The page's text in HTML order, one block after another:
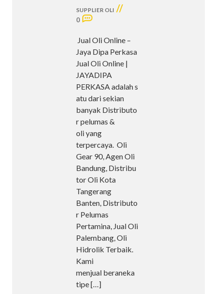
SUPPLIER OLI //
0
Jual Oli Online –
Jaya Dipa Perkasa
Jual Oli Online |
JAYADIPA
PERKASA adalah s
atu dari sekian
banyak Distributo
r pelumas &
oli yang
terpercaya. Oli
Gear 90, Agen Oli
Bandung, Distribu
tor Oli Kota
Tangerang
Banten, Distributo
r Pelumas
Pertamina, Jual Oli
Palembang, Oli
Hidrolik Terbaik.
Kami
menjual beraneka
tipe[…]